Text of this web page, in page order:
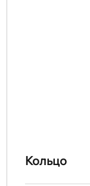
Кольцо